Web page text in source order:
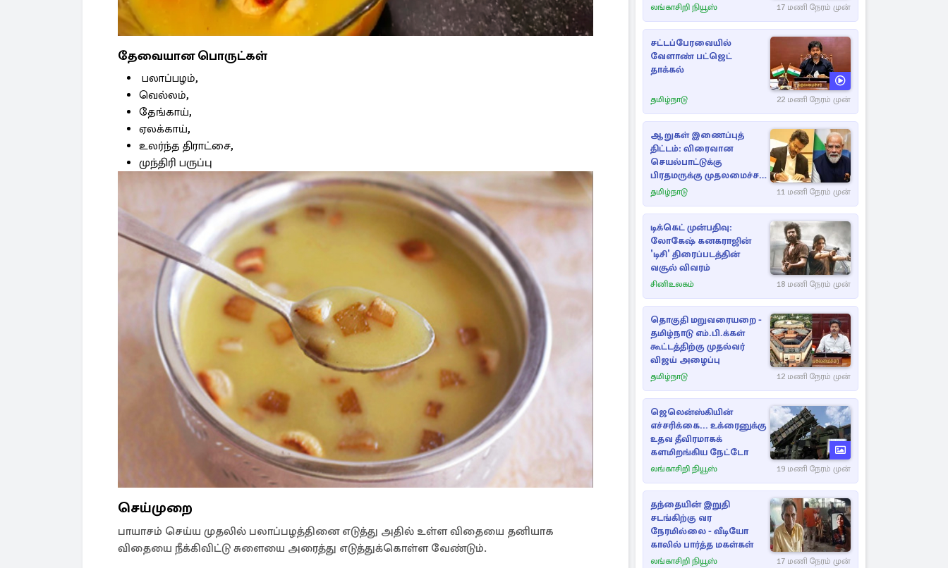
தேவையான பொருட்கள்
பலாப்பழம்,
வெல்லம்,
தேங்காய்,
ஏலக்காய்,
உலர்ந்த திராட்சை,
முந்திரி பருப்பு
செய்முறை
பாயாசம் செய்ய முதலில் பலாப்பழத்தினை எடுத்து அதில் உள்ள விதையை தனியாக
விதையை நீக்கிவிட்டு சுளையை அரைத்து எடுத்துக்கொள்ள வேண்டும்.
லங்காசிறி நியூஸ் 17 மணி நேரம் முன்
சட்டப்பேரவையில்
வேளாண் பட்ஜெட்
தாக்கல்
தமிழ்நாடு 22 மணி நேரம் முன்
ஆறுகள் இணைப்புத்
திட்டம்: விரைவான
செயல்பாட்டுக்கு
பிரதமருக்கு முதலமைச்சர்
கடிதம்
தமிழ்நாடு 11 மணி நேரம் முன்
டிக்கெட் முன்பதிவு:
லோகேஷ் கனகராஜின்
'டிசி' திரைப்படத்தின்
வசூல் விவரம்
சினிஉலகம் 18 மணி நேரம் முன்
தொகுதி மறுவரையறை -
தமிழ்நாடு எம்.பி.க்கள்
கூட்டத்திற்கு முதல்வர்
விஜய் அழைப்பு
தமிழ்நாடு 12 மணி நேரம் முன்
ஜெலென்ஸ்கியின்
எச்சரிக்கை... உக்ரைனுக்கு
உதவ தீவிரமாகக்
களமிறங்கிய நேட்டோ
லங்காசிறி நியூஸ் 19 மணி நேரம் முன்
தந்தையின் இறுதி
சடங்கிற்கு வர
நேரமில்லை - வீடியோ
காலில் பார்த்த மகள்கள்
லங்காசிறி நியூஸ் 17 மணி நேரம் முன்